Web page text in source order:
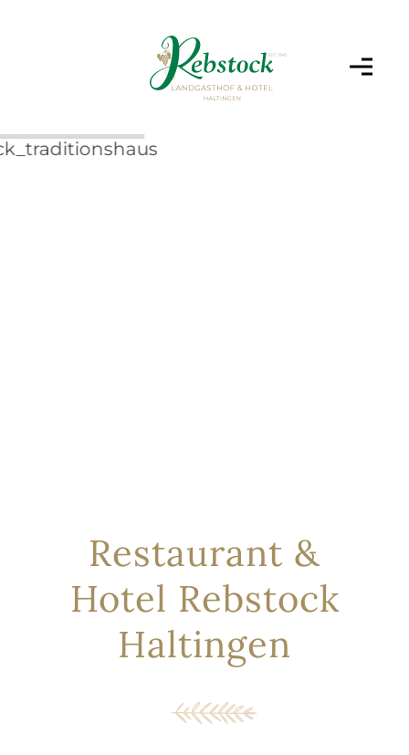
Restaurant &
Hotel Rebstock
Haltingen